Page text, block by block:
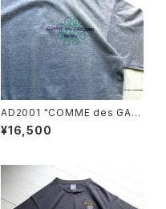
AD2001 "COMME des GAR
ÇONS HOMME" S/S T-shirt
¥16,500